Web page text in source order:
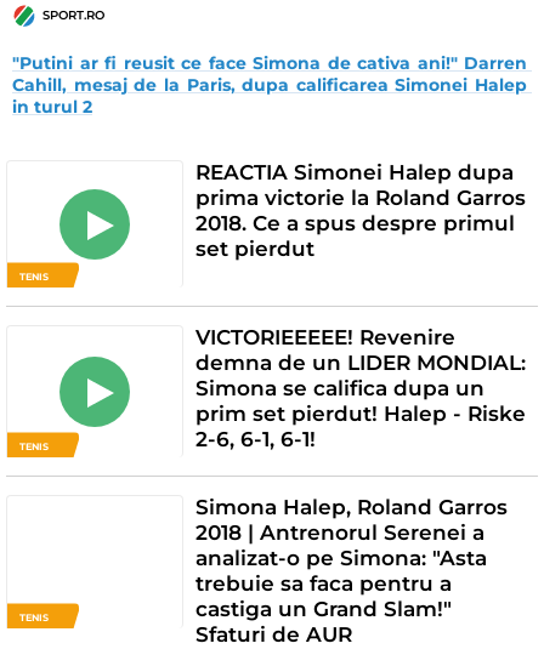
SPORT.RO
"Putini ar fi reusit ce face Simona de cativa ani!" Darren
Cahill, mesaj de la Paris, dupa calificarea Simonei Halep
in turul 2
TENIS
REACTIA Simonei Halep dupa
prima victorie la Roland Garros
2018. Ce a spus despre primul
set pierdut
TENIS
VICTORIEEEEE! Revenire
demna de un LIDER MONDIAL:
Simona se califica dupa un
prim set pierdut! Halep - Riske
2-6, 6-1, 6-1!
TENIS
Simona Halep, Roland Garros
2018 | Antrenorul Serenei a
analizat-o pe Simona: "Asta
trebuie sa faca pentru a
castiga un Grand Slam!"
Sfaturi de AUR